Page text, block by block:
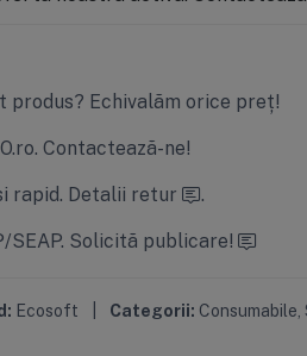
produs? Echivalăm orice preț!
Contactează-ne!
rapid. Detalii retur
.
Solicită publicare!
Ecosoft Categorii: Consumabile